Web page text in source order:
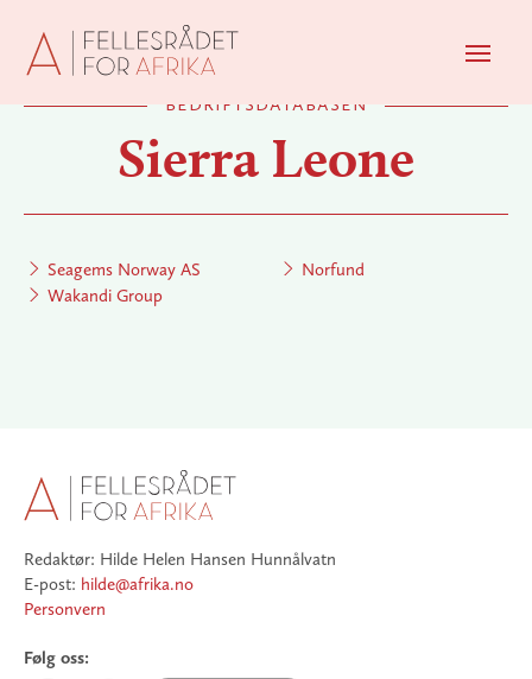
Meny
bedriftsdatabasen
Sierra Leone
Seagems Norway AS
Wakandi Group
Norfund
Redaktør: Hilde Helen Hansen Hunnålvatn
E-post: hilde@afrika.no
Personvern
Følg oss: